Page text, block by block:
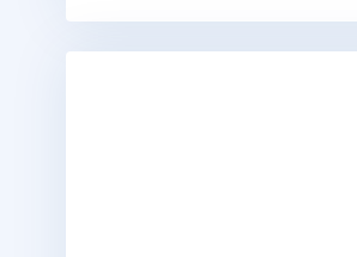
Reihenschaltung von zwei